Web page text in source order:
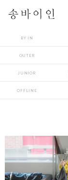
BY IN
OUTER
JUNIOR
OFFLINE